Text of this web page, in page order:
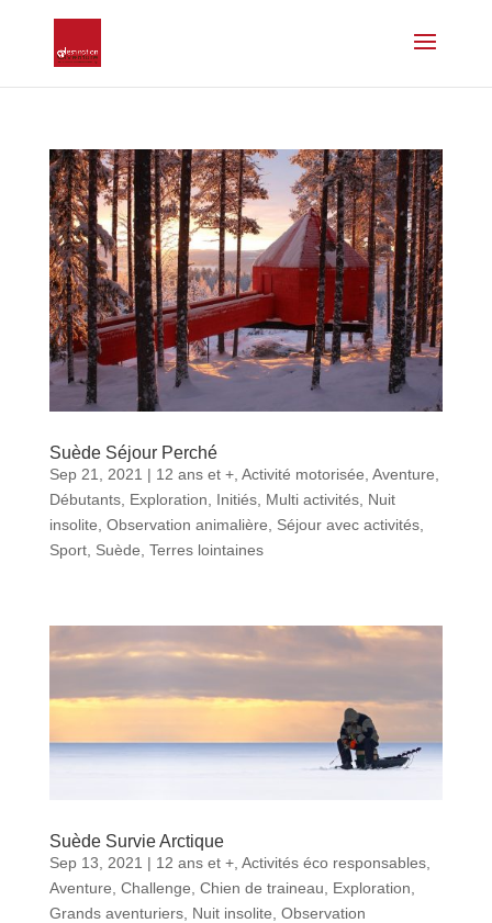
Suède Séjour Perché
Sep 21, 2021 | 12 ans et +, Activité motorisée Aventure
Débutants, Exploration Initiés, Multi activités, Nuit
insolite Observation animalière Séjour avec activités,
Sport, Suède Terres lointaines
Suède Survie Arctique
Sep 13, 2021 | 12 ans et +, Activités éco responsables,
Aventure Challenge Chien de traineau Exploration
Grands aventuriers, Nuit insolite Observation